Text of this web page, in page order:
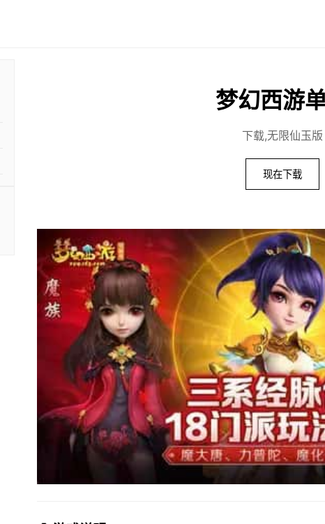
梦幻西游
下载,无限仙玉版
现在下载